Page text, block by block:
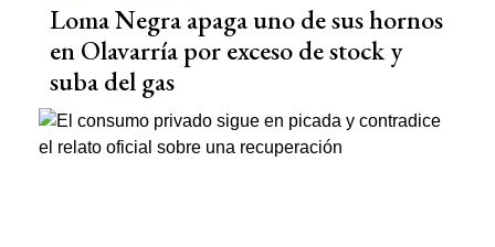
Loma Negra apaga uno de sus hornos
en Olavarría por exceso de stock y
suba del gas